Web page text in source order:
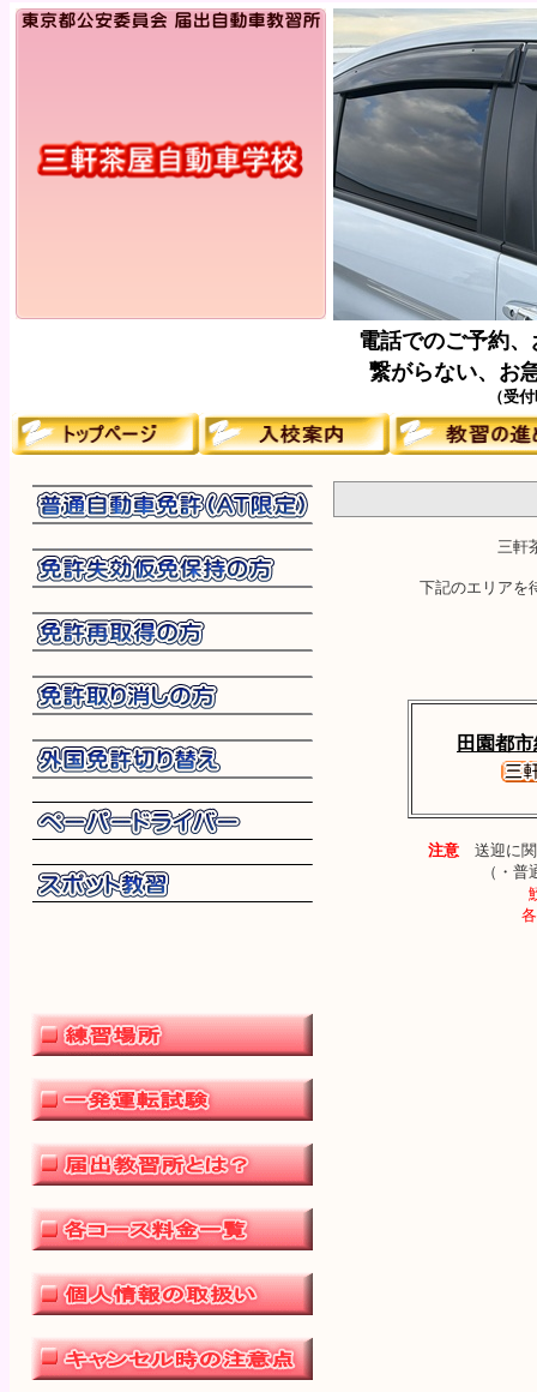
電話でのご予約
繋がらない、お
（受
三軒
下記のエリアを
田園都
注意送迎に関
（・